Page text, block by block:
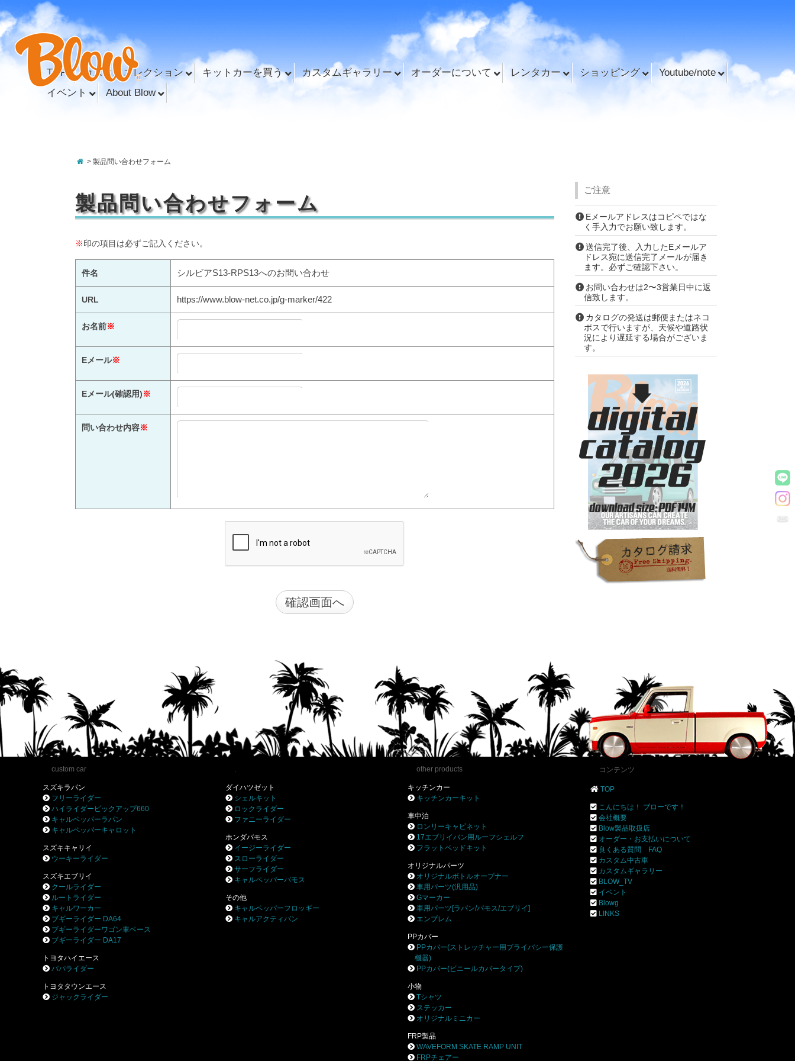
TOP カスタムコレクション キットカーを買う カスタムギャラリー オーダーについて レンタカー ショッピング
Youtube/note
イベント
About Blow
> 製品問い合わせフォーム
製品問い合わせフォーム
※印の項目は必ずご記入ください。
件名 シルビアS13-RPS13へのお問い合わせ
URL https://www.blow-net.co.jp/g-marker/422
お名前※
Eメール※
Eメール(確認用)※
問い合わせ内容※
ご注意
Eメールアドレスはコピペではな
く手入力でお願い致します。
送信完了後、入力したEメールア
ドレス宛に送信完了メールが届き
ます。必ずご確認下さい。
お問い合わせは2〜3営業日中に返
信致します。
カタログの発送は郵便またはネコ
ポスで行いますが、天候や道路状
況により遅延する場合がございま
す。
custom car
スズキラパン
フリーライダー
ハイライダーピックアップ660
キャルペッパーラパン
キャルペッパーキャロット
スズキキャリイ
ウーキーライダー
スズキエブリイ
クールライダー
ルートライダー
キャルワーカー
ブギーライダー DA64
ブギーライダーワゴン車ベース
ブギーライダー DA17
トヨタハイエース
パパライダー
トヨタタウンエース
ジャックライダー
.
ダイハツゼット
シェルキット
ロックライダー
ファニーライダー
ホンダバモス
イージーライダー
スローライダー
サーフライダー
キャルペッパーバモス
その他
キャルペッパーフロッギー
キャルアクティバン
other products
キッチンカー
キッチンカーキット
車中泊
ロンリーキャビネット
17エブリイバン用ルーフシェルフ
フラットベッドキット
オリジナルパーツ
オリジナルボトルオープナー
車用パーツ(汎用品)
Gマーカー
車用パーツ[ラパン/バモス/エブリイ]
エンブレム
PPカバー
PPカバー(ストレッチャー用プライバシー保護
機器)
PPカバー(ビニールカバータイプ)
小物
Tシャツ
ステッカー
オリジナルミニカー
FRP製品
WAVEFORM SKATE RAMP UNIT
FRPチェアー
コンテンツ
TOP
こんにちは！ ブローです！
会社概要
Blow製品取扱店
オーダー・お支払いについて
良くある質問 FAQ
カスタム中古車
カスタムギャラリー
BLOW_TV
イベント
Blowg
LINKS